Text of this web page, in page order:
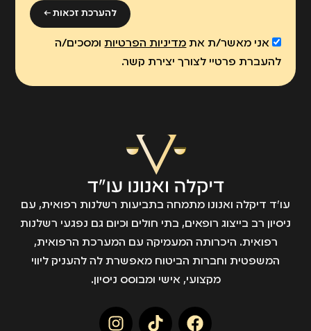
אני מאשר/ת את מדיניות הפרטיותומסכים/ה
להעברת פרטיי לצורך יצירת קשר.
להערכת זכאות ←
עו״ד דיקלה ואנונו מתמחה בתביעות רשלנות רפואית, עם
ניסיון רב בייצוג רופאים, בתי חולים וכיום גם נפגעי רשלנות
רפואית. היכרותה המעמיקה עם המערכת הרפואית,
המשפטית וחברות הביטוח מאפשרת לה להעניק ליווי
מקצועי, אישי ומבוסס ניסיון.